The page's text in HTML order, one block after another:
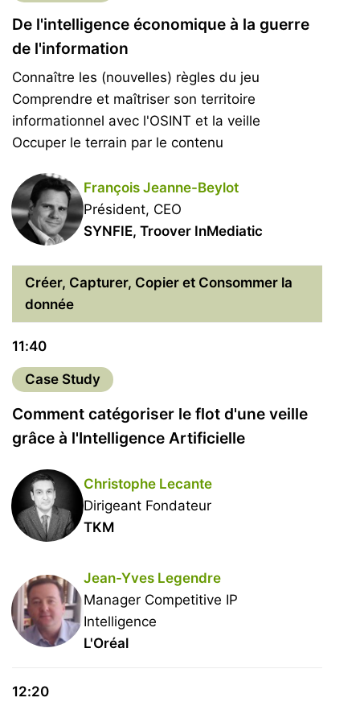
De l'intelligence économique à la guerre
de l'information
Connaître les (nouvelles) règles du jeu
Comprendre et maîtriser son territoire
informationnel avec l'OSINT et la veille
Occuper le terrain par le contenu
François Jeanne-Beylot
Président, CEO
SYNFIE, Troover InMediatic
Créer, Capturer, Copier et Consommer la
donnée
11:40
Case Study
Comment catégoriser le flot d'une veille
grâce à l'Intelligence Artificielle
Christophe Lecante
Dirigeant Fondateur
TKM
Jean-Yves Legendre
Manager Competitive IP
Intelligence
L'Oréal
12:20